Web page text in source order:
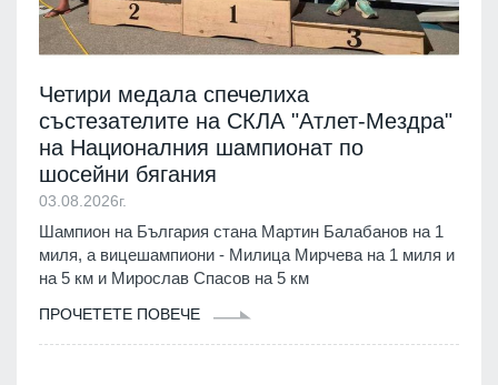
Четири медала спечелиха
състезателите на СКЛА "Атлет-Мездра"
на Националния шампионат по
шосейни бягания
03.08.2026г.
Шампион на България стана Мартин Балабанов на 1
миля, а вицешампиони - Милица Мирчева на 1 миля и
на 5 км и Мирослав Спасов на 5 км
ПРОЧЕТЕТЕ ПОВЕЧЕ